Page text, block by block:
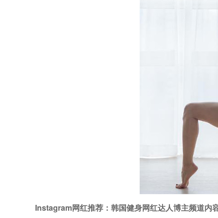
Instagram网红推荐：韩国健身网红达人博主频道内